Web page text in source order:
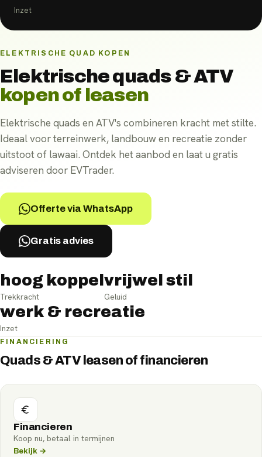
ELEKTRISCHE QUAD KOPEN
Elektrische quads & ATV
kopen of leasen
Elektrische quads en ATV's combineren kracht met stilte.
Ideaal voor terreinwerk, landbouw en recreatie zonder
uitstoot of lawaai. Ontdek het aanbod en laat u gratis
adviseren door EVTrader.
Offerte via WhatsApp
Gratis advies
hoog koppel
Trekkracht
vrijwel stil
Geluid
werk & recreatie
Inzet
Inzet
FINANCIERING
Quads & ATV leasen of financieren
Financieren
Koop nu, betaal in termijnen
Bekijk →